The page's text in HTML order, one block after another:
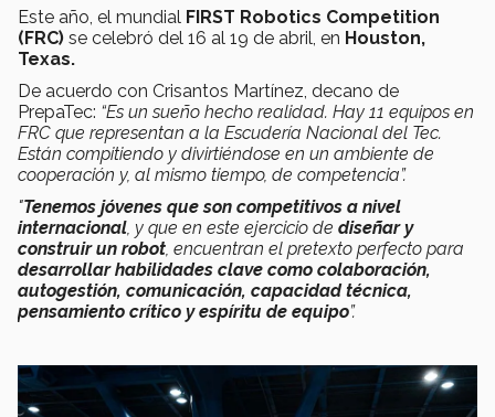
Este año, el mundial FIRST Robotics Competition
(FRC) se celebró del 16 al 19 de abril, en Houston,
Texas.
De acuerdo con Crisantos Martínez, decano de
PrepaTec: “Es un sueño hecho realidad. Hay 11 equipos en
FRC que representan a la Escudería Nacional del Tec.
Están compitiendo y divirtiéndose en un ambiente de
cooperación y, al mismo tiempo, de competencia”.
"Tenemos jóvenes que son competitivos a nivel
internacional, y que en este ejercicio de diseñar y
construir un robot, encuentran el pretexto perfecto para
desarrollar habilidades clave como colaboración,
autogestión, comunicación, capacidad técnica,
pensamiento crítico y espíritu de equipo”.